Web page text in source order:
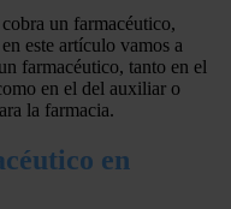
un farmacéutico,
este artículo vamos a
farmacéutico, tanto en el
en el del auxiliar o
la farmacia.
en